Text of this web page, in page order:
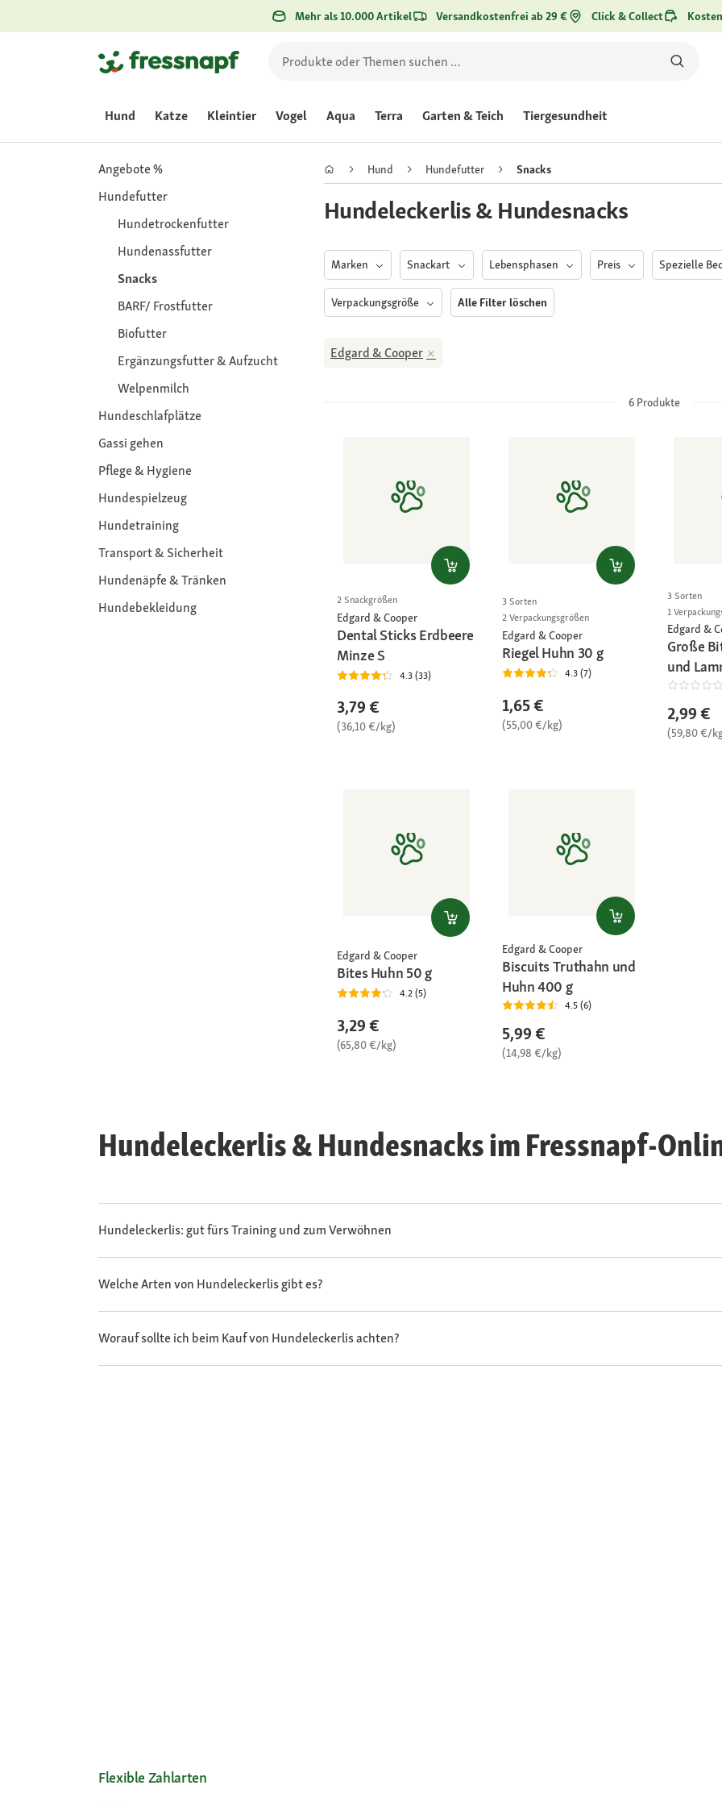
Mehr als 10.000 Artikel Versandkostenfrei ab 29 € Click & Collect
Hund Katze Kleintier Vogel Aqua Terra Garten & Teich Tiergesundheit
Angebote %
Hundefutter
Hundetrockenfutter
Hundenassfutter
Snacks
BARF/ Frostfutter
Biofutter
Ergänzungsfutter & Aufzucht
Welpenmilch
Hundeschlafplätze
Gassi gehen
Pflege & Hygiene
Hundespielzeug
Hundetraining
Transport & Sicherheit
Hundenäpfe & Tränken
Hundebekleidung
Hund Hundefutter Snacks
Hundeleckerlis & Hundesnacks
Marken Snackart Lebensphasen Preis Spezielle
Verpackungsgröße Alle Filter löschen
Edgard & Cooper
6 Produkte
2 Snackgrößen
Edgard & Cooper
Dental Sticks Erdbeere
Minze S
4.3 (33)
3,79 €
(36,10 €/kg)
3 Sorten
2 Verpackungsgrößen
Edgard & Cooper
Riegel Huhn 30 g
4.3 (7)
1,65 €
(55,00 €/kg)
3 Sorten
1
Edgard &
Große
und
2,99 €
(59,80 €/
Edgard & Cooper
Bites Huhn 50 g
4.2 (5)
3,29 €
(65,80 €/kg)
Edgard & Cooper
Biscuits Truthahn und
Huhn 400 g
4.5 (6)
5,99 €
(14,98 €/kg)
Hundeleckerlis & Hundesnacks im Fressnapf-
Hundeleckerlis: gut fürs Training und zum Verwöhnen
Welche Arten von Hundeleckerlis gibt es?
Worauf sollte ich beim Kauf von Hundeleckerlis achten?
Flexible Zahlarten